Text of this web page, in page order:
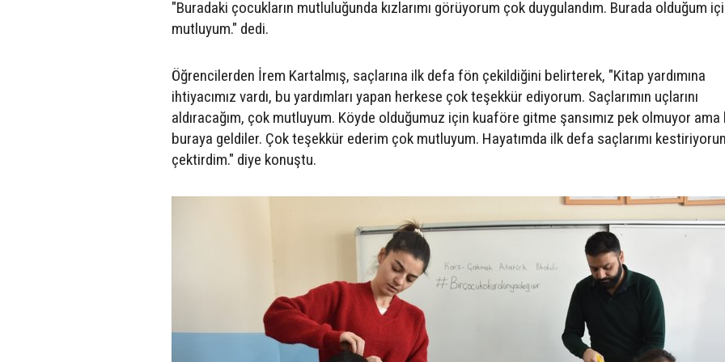
"Buradaki çocukların mutluluğunda kızlarımı görüyorum çok duygulandım. Burada olduğum
mutluyum." dedi.
Öğrencilerden İrem Kartalmış, saçlarına ilk defa fön çekildiğini belirterek, "Kitap yardımına
ihtiyacımız vardı, bu yardımları yapan herkese çok teşekkür ediyorum. Saçlarımın uçlarını
aldıracağım, çok mutluyum. Köyde olduğumuz için kuaföre gitme şansımız pek olmuyor ama
buraya geldiler. Çok teşekkür ederim çok mutluyum. Hayatımda ilk defa saçlarımı
çektirdim." diye konuştu.